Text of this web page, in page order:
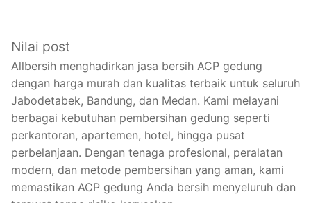
Nilai post
Allbersih menghadirkan jasa bersih ACP gedung
dengan harga murah dan kualitas terbaik untuk seluruh
Jabodetabek, Bandung, dan Medan. Kami melayani
berbagai kebutuhan pembersihan gedung seperti
perkantoran, apartemen, hotel, hingga pusat
perbelanjaan. Dengan tenaga profesional, peralatan
modern, dan metode pembersihan yang aman, kami
memastikan ACP gedung Anda bersih menyeluruh dan